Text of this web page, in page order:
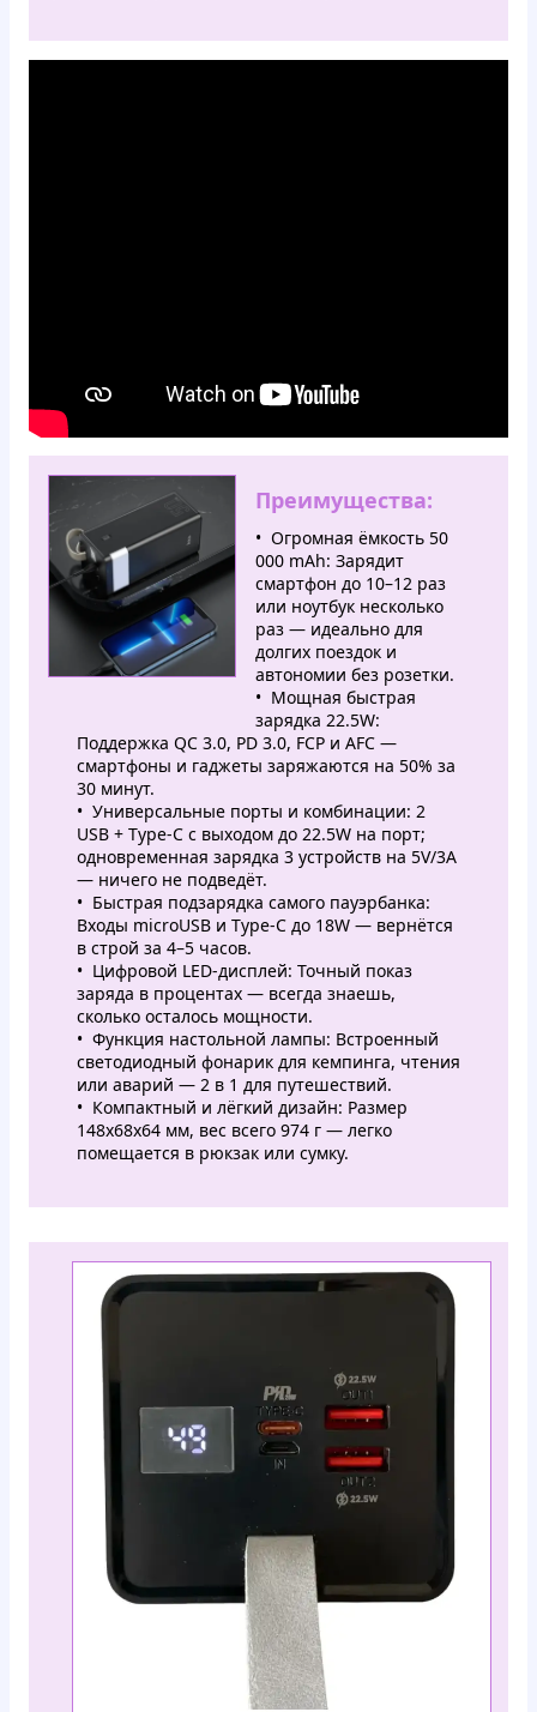
Преимущества:
Огромная ёмкость 50
000 mAh: Зарядит
смартфон до 10–12 раз
или ноутбук несколько
раз — идеально для
долгих поездок и
автономии без розетки.
Мощная быстрая
зарядка 22.5W:
Поддержка QC 3.0, PD 3.0, FCP и AFC —
смартфоны и гаджеты заряжаются на 50% за
30 минут.
Универсальные порты и комбинации: 2
USB + Type-C с выходом до 22.5W на порт;
одновременная зарядка 3 устройств на 5V/3A
— ничего не подведёт.
Быстрая подзарядка самого пауэрбанка:
Входы microUSB и Type-C до 18W — вернётся
в строй за 4–5 часов.
Цифровой LED-дисплей: Точный показ
заряда в процентах — всегда знаешь,
сколько осталось мощности.
Функция настольной лампы: Встроенный
светодиодный фонарик для кемпинга, чтения
или аварий — 2 в 1 для путешествий.
Компактный и лёгкий дизайн: Размер
148x68x64 мм, вес всего 974 г — легко
помещается в рюкзак или сумку.